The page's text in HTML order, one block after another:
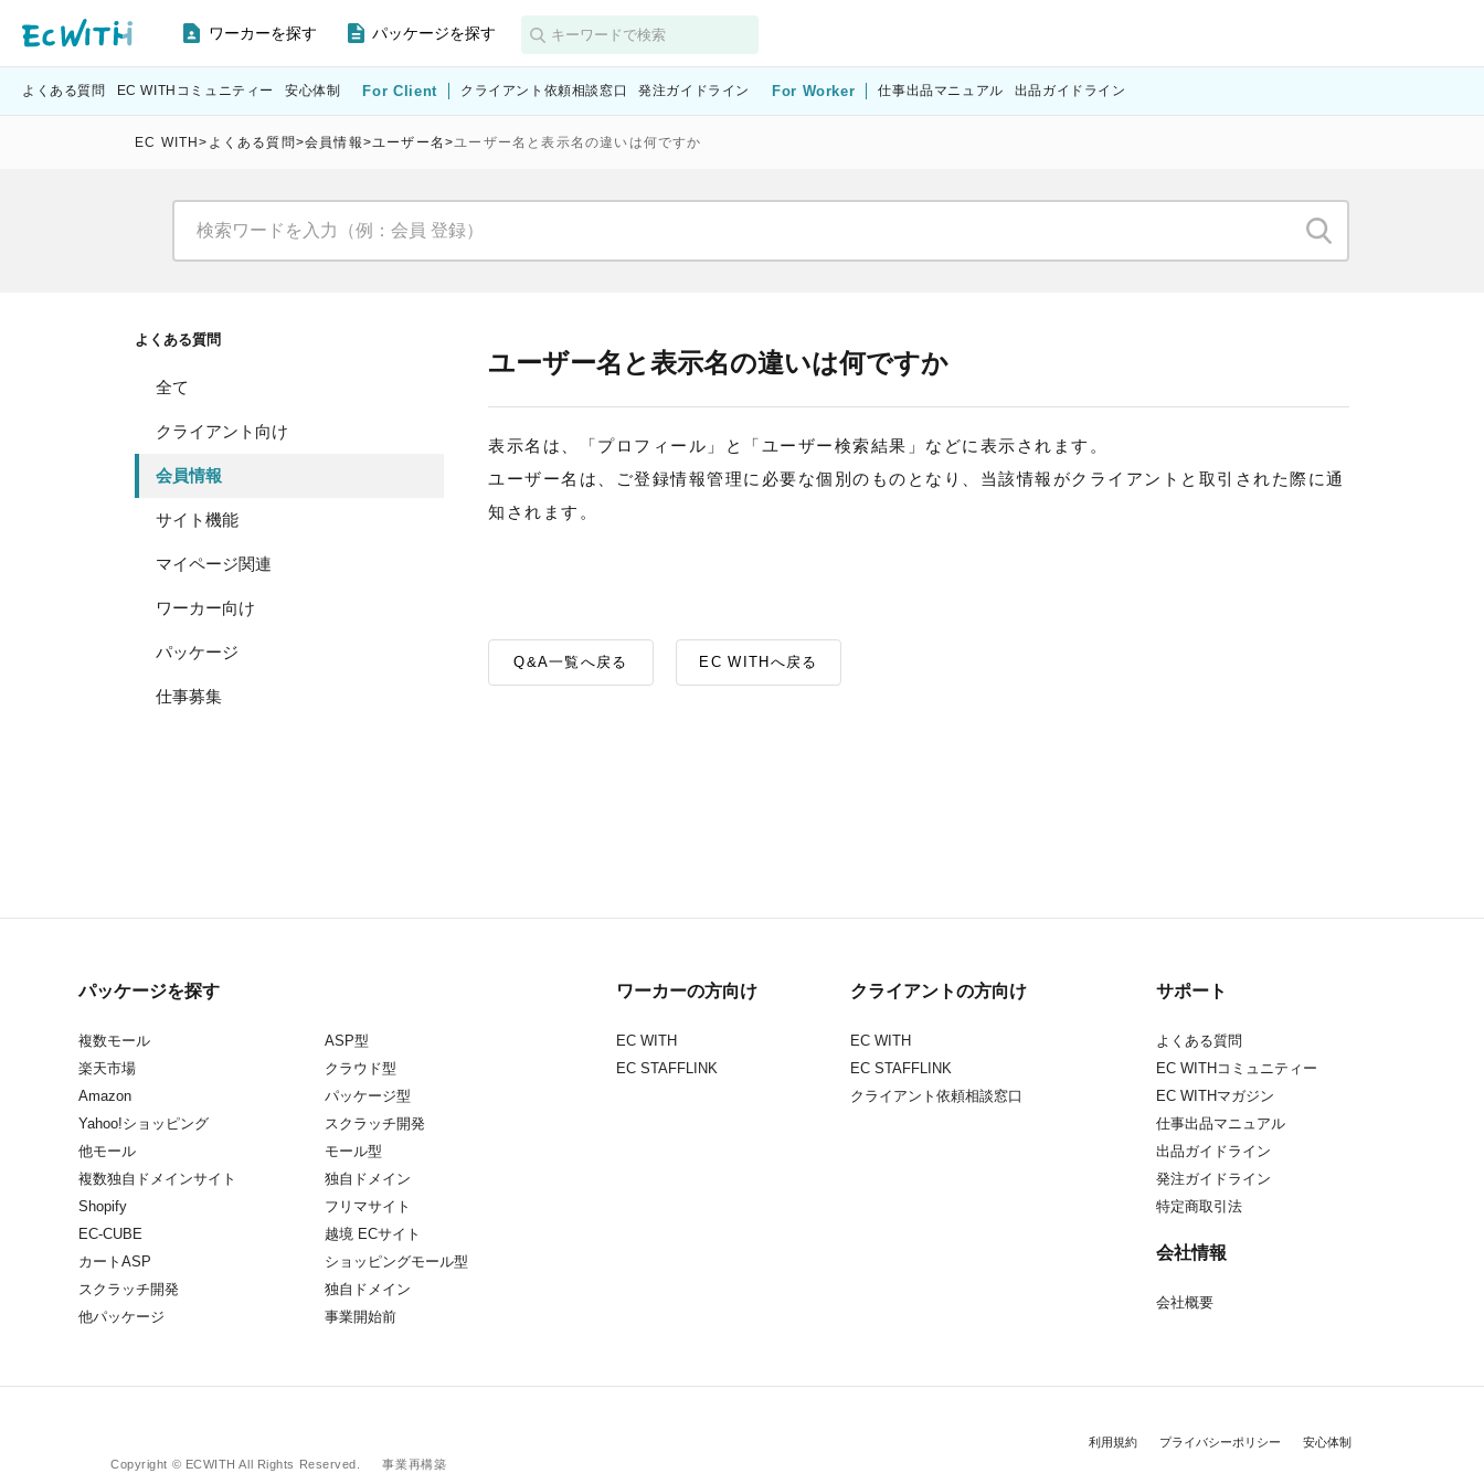
ワーカーを探す パッケージを探す
よくある質問 EC WITHコミュニティー 安心体制 For Client クライアント依頼相談窓口 発注ガイドライン For Worker 仕事出品マニュアル 出品ガイドライン
EC WITH> よくある質問>会員情報>ユーザー名>ユーザー名と表示名の違いは何ですか
よくある質問
全て
クライアント向け
会員情報
サイト機能
マイページ関連
ワーカー向け
パッケージ
仕事募集
ユーザー名と表示名の違いは何ですか
表示名は、「プロフィール」と「ユーザー検索結果」などに表示されます。
ユーザー名は、ご登録情報管理に必要な個別のものとなり、当該情報がクライアントと取引された際に通
知されます。
Q&A一覧へ戻る EC WITHへ戻る
パッケージを探す
複数モール
楽天市場
Amazon
Yahoo!ショッピング
他モール
複数独自ドメインサイト
Shopify
EC-CUBE
カートASP
スクラッチ開発
他パッケージ
ASP型
クラウド型
パッケージ型
スクラッチ開発
モール型
独自ドメイン
フリマサイト
越境 ECサイト
ショッピングモール型
独自ドメイン
事業開始前
ワーカーの方向け
EC WITH
EC STAFFLINK
クライアントの方向け
EC WITH
EC STAFFLINK
クライアント依頼相談窓口
サポート
よくある質問
EC WITHコミュニティー
EC WITHマガジン
仕事出品マニュアル
出品ガイドライン
発注ガイドライン
特定商取引法
会社情報
会社概要
Copyright © ECWITH All Rights Reserved. 事業再構築
利用規約 プライバシーポリシー 安心体制